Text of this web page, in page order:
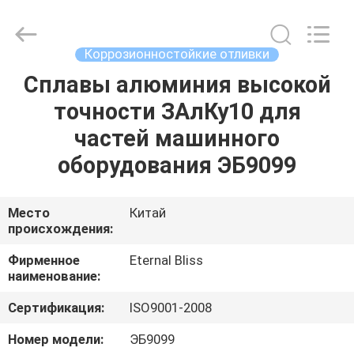
ДОМ
ПРОДУКТЫ
О
НАС
ПУТЕШЕСТВИЕ
ФАБРИКИ
Forging
Reserved.
Коррозионностойкие отливки
Сплавы алюминия высокой
точности ЗАлКу10 для
частей машинного
оборудования ЭБ9099
Место
происхождения:
Китай
Фирменное
наименование:
Eternal Bliss
Сертификация:
ISO9001-2008
Номер модели:
ЭБ9099